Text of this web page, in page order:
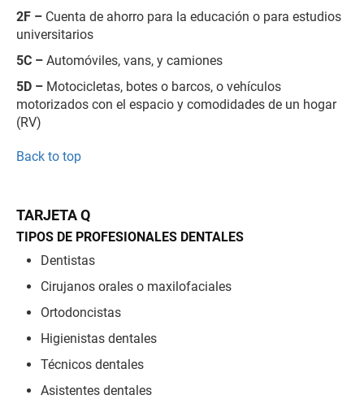
2F – Cuenta de ahorro para la educación o para estudios
universitarios
5C – Automóviles, vans, y camiones
5D – Motocicletas, botes o barcos, o vehículos
motorizados con el espacio y comodidades de un hogar
(RV)
Back to top
TARJETA Q
TIPOS DE PROFESIONALES DENTALES
Dentistas
Cirujanos orales o maxilofaciales
Ortodoncistas
Higienistas dentales
Técnicos dentales
Asistentes dentales